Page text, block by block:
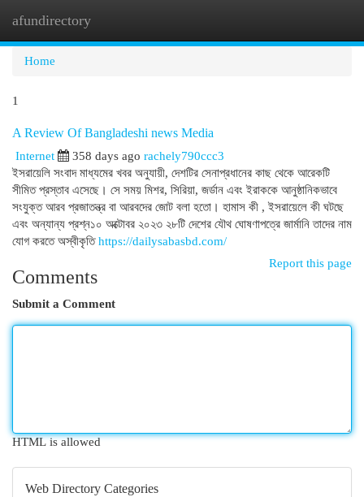
afundirectory
Home
1
A Review Of Bangladeshi news Media
Internet 358 days ago rachely790ccc3
ইসরায়েলি সংবাদ মাধ্যমের খবর অনুযায়ী, দেশটির সেনাপ্রধানের কাছ থেকে আরেকটি
সীমিত প্রস্তাব এসেছে। সে সময় মিশর, সিরিয়া, জর্ডান এবং ইরাককে আনুষ্ঠানিকভাবে
সংযুক্ত আরব প্রজাতন্ত্র বা আরবদের জোট বলা হতো। হামাস কী , ইসরায়েলে কী ঘটছে
এবং অন্যান্য প্রশ্ন১০ অক্টোবর ২০২৩ ২৮টি দেশের যৌথ ঘোষণাপত্রে জার্মানি তাদের নাম
যোগ করতে অস্বীকৃতিhttps://dailysabasbd.com/
Report this page
Comments
Submit a Comment
HTML is allowed
Web Directory Categories